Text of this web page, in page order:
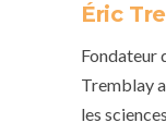
Éric
Fondateur
Tremblay
les